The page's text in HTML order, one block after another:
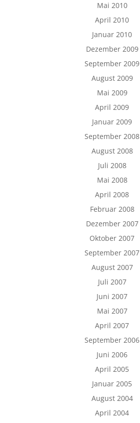
Mai 2010
April 2010
Januar 2010
Dezember 2009
September 2009
August 2009
Mai 2009
April 2009
Januar 2009
September 2008
August 2008
Juli 2008
Mai 2008
April 2008
Februar 2008
Dezember 2007
Oktober 2007
September 2007
August 2007
Juli 2007
Juni 2007
Mai 2007
April 2007
September 2006
Juni 2006
April 2005
Januar 2005
August 2004
April 2004